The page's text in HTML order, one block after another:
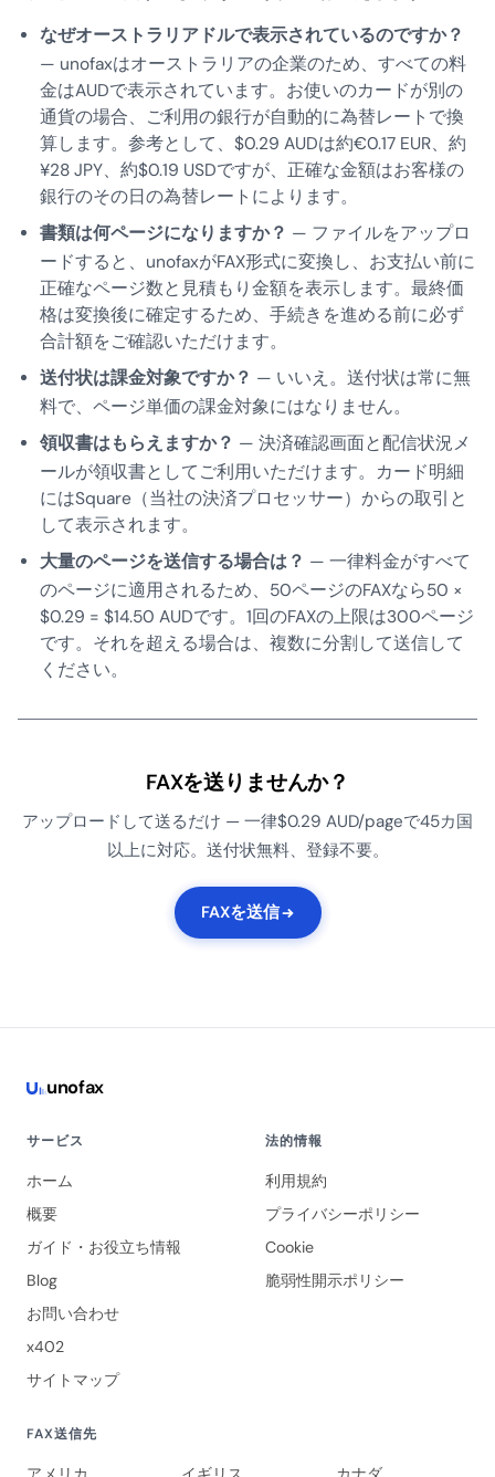
なぜオーストラリアドルで表示されているのですか？
— unofaxはオーストラリアの企業のため、すべての料
金はAUDで表示されています。お使いのカードが別の
通貨の場合、ご利用の銀行が自動的に為替レートで換
算します。参考として、$0.29 AUDは約€0.17 EUR、約
¥28 JPY、約$0.19 USDですが、正確な金額はお客様の
銀行のその日の為替レートによります。
書類は何ページになりますか？ — ファイルをアップロ
ードすると、unofaxがFAX形式に変換し、お支払い前に
正確なページ数と見積もり金額を表示します。最終価
格は変換後に確定するため、手続きを進める前に必ず
合計額をご確認いただけます。
送付状は課金対象ですか？ — いいえ。送付状は常に無
料で、ページ単価の課金対象にはなりません。
領収書はもらえますか？ — 決済確認画面と配信状況メ
ールが領収書としてご利用いただけます。カード明細
にはSquare（当社の決済プロセッサー）からの取引と
して表示されます。
大量のページを送信する場合は？ — 一律料金がすべて
のページに適用されるため、50ページのFAXなら50 ×
$0.29 = $14.50 AUDです。1回のFAXの上限は300ページ
です。それを超える場合は、複数に分割して送信して
ください。
FAXを送りませんか？
アップロードして送るだけ — 一律$0.29 AUD/pageで45カ国
以上に対応。送付状無料、登録不要。
FAXを送信
unofax
サービス
ホーム
概要
ガイド・お役立ち情報
Blog
お問い合わせ
x402
サイトマップ
法的情報
利用規約
プライバシーポリシー
Cookie
脆弱性開示ポリシー
FAX送信先